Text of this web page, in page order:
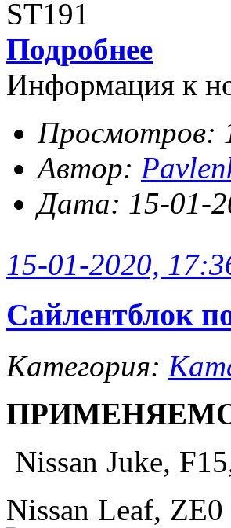
ST191
Подробнее
Информация к
Просмотров:
Автор:
Дата: 15-01-
15-01-2020,
Сайлентблок
Категория:
Nissan Juke,
Nissan Leaf, ZE0